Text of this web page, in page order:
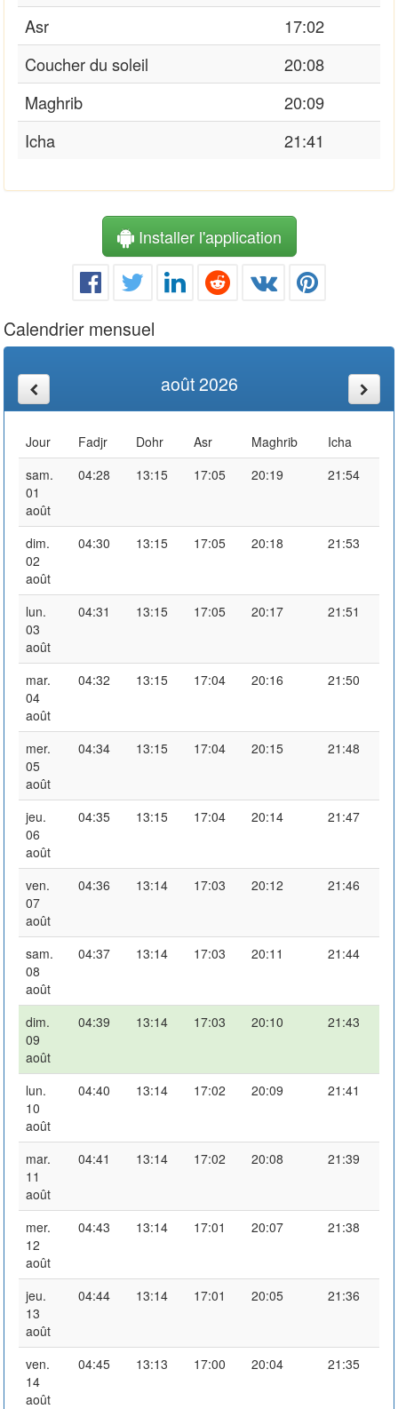
Asr
17:02
Coucher du soleil
20:08
Maghrib
20:09
Icha
21:41
Installer l'application
Calendrier mensuel
août 2026
Jour Fadjr Dohr Asr Maghrib
Icha
sam.
01
août
04:28 13:15 17:05 20:19 21:54
dim.
02
août
04:30 13:15 17:05 20:18 21:53
lun.
03
août
04:31 13:15 17:05 20:17 21:51
mar.
04
août
04:32 13:15 17:04 20:16 21:50
mer.
05
août
04:34 13:15 17:04 20:15 21:48
jeu.
06
août
04:35 13:15 17:04 20:14 21:47
ven.
07
août
04:36 13:14 17:03 20:12 21:46
sam.
08
août
04:37 13:14 17:03 20:11 21:44
dim.
09
août
04:39 13:14 17:03 20:10 21:43
lun.
10
août
04:40 13:14 17:02 20:09 21:41
mar.
11
août
04:41 13:14 17:02 20:08 21:39
mer.
12
août
04:43 13:14 17:01 20:07 21:38
jeu.
13
août
04:44 13:14 17:01 20:05 21:36
ven.
14
août
04:45 13:13 17:00 20:04 21:35